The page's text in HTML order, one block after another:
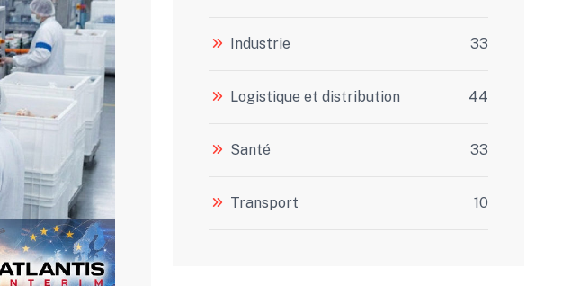
Industrie 33
Logistique et distribution 44
Santé 33
Transport 10